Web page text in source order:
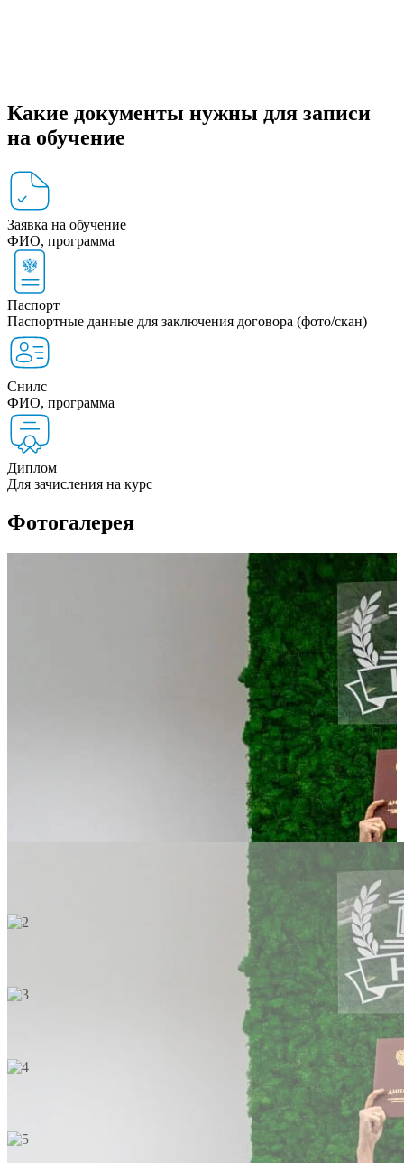
Какие документы нужны для записи
на обучение
Заявка на обучение
ФИО, программа
Паспорт
Паспортные данные для заключения договора (фото/скан)
Снилс
ФИО, программа
Диплом
Для зачисления на курс
Фотогалерея